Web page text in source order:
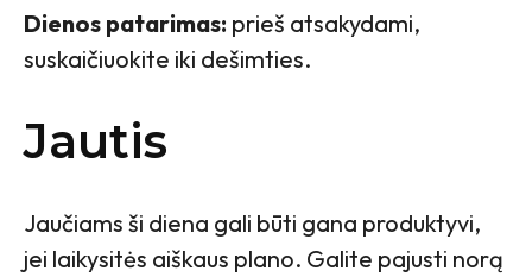
Dienos patarimas: prieš atsakydami,
suskaičiuokite iki dešimties.
Jautis
Jaučiams ši diena gali būti gana produktyvi,
jei laikysitės aiškaus plano. Galite pajusti norą